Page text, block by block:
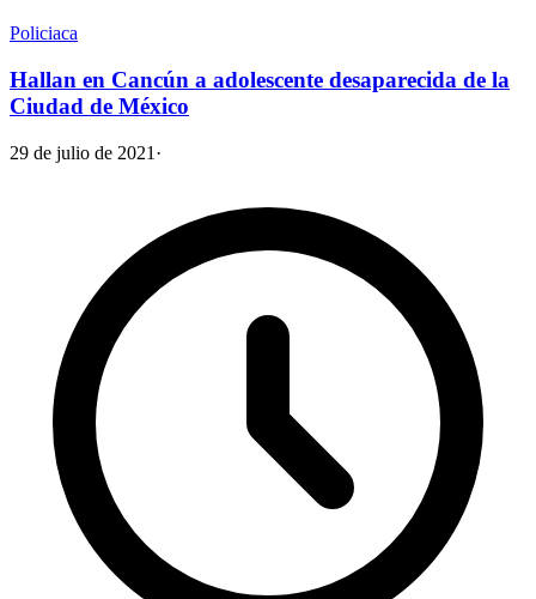
Policiaca
Hallan en Cancún a adolescente desaparecida de la
Ciudad de México
29 de julio de 2021 ·